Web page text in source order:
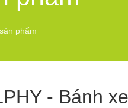
phẩm
- Bánh